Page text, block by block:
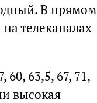
В прямом
телеканалах
60, 63,5, 67, 71,
высокая